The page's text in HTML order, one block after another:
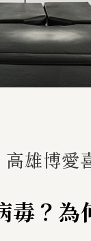
高雄博愛
毒？